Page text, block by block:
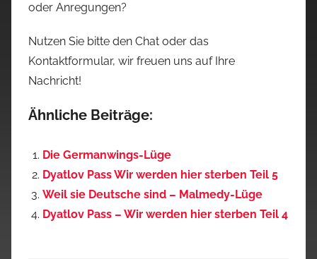
oder Anregungen?
Nutzen Sie bitte den Chat oder das
Kontaktformular, wir freuen uns auf Ihre
Nachricht!
Ähnliche Beiträge:
Die Germanwings-Lüge
Dyatlov Pass Wir werden hier sterben Teil 5
Weil sie Deutsche sind – Malmedy-Lüge
Dyatlov Pass – Wir werden hier sterben Teil 4